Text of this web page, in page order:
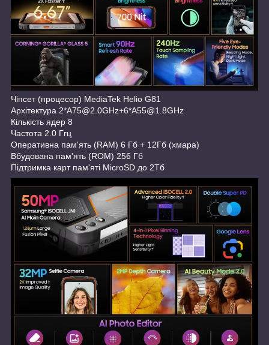
Чіпсет (процесор) MediaTek Helio G81
Архітектура 2*A75@2.0GHz+6*A55@1.8GHz
Кількість ядер 8
Частота 2.0 Ггц
Оперативна пам'ять (RAM) 6 Гб + 12Гб (хмара)
Вбудована пам'ять (ROM) 256 Гб
Підтримка карт пам'яті MicroSD до 2Тб